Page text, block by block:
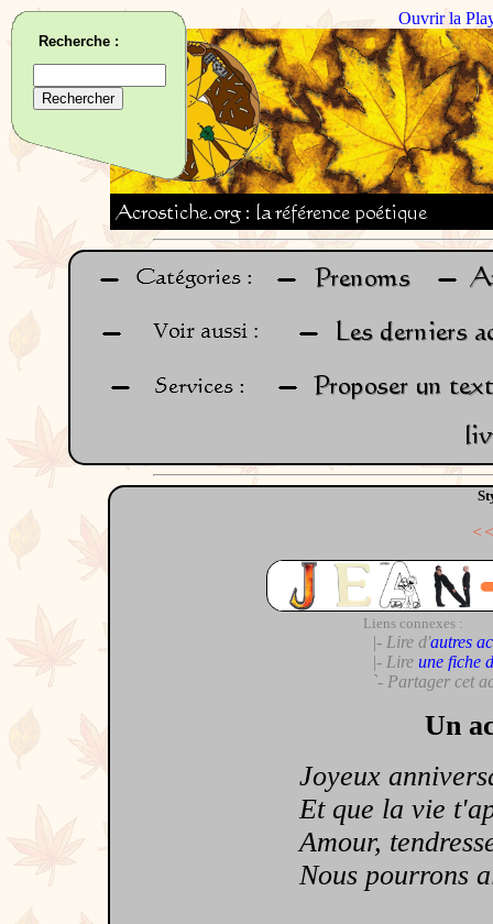
Ouvrir la
Liens connexes :
|- Lire d'autres
|- Lire une fiche
`- Partager cet
Un
Joyeux
Et que la vie
Amour,
Nous pourrons
Recherche :